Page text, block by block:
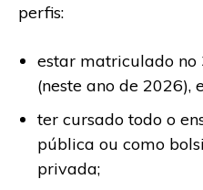
perfis:
estar matriculado no
(neste ano de 2026),
ter cursado todo o
pública ou como
privada;